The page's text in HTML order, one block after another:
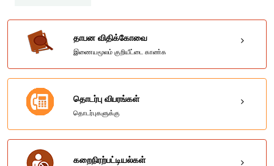
தாபன விதிக்கோவை
இணையமூலம் குறியீட்டை காண்க
தொடர்பு விபரங்கள்
தொடர்புகளுக்கு
கறைநிரற்பட்டியல்கள்